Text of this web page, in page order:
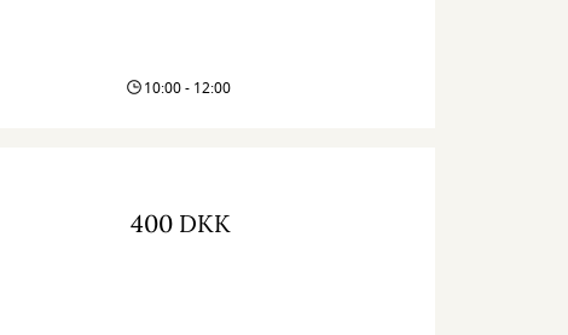
10:00 - 12:00
400 DKK